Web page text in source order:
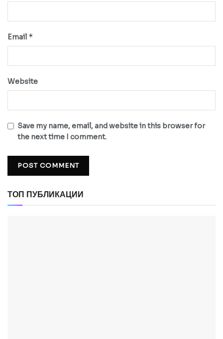
Email *
Website
Save my name, email, and website in this browser for
the next time I comment.
ТОП ПУБЛИКАЦИИ